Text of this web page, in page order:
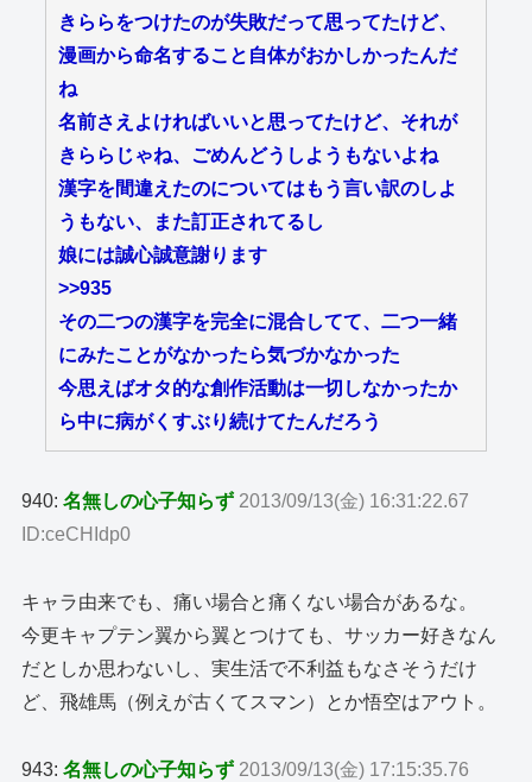
きららをつけたのが失敗だって思ってたけど、
漫画から命名すること自体がおかしかったんだ
ね
名前さえよければいいと思ってたけど、それが
きららじゃね、ごめんどうしようもないよね
漢字を間違えたのについてはもう言い訳のしよ
うもない、また訂正されてるし
娘には誠心誠意謝ります
>>935
その二つの漢字を完全に混合してて、二つ一緒
にみたことがなかったら気づかなかった
今思えばオタ的な創作活動は一切しなかったか
ら中に病がくすぶり続けてたんだろう
940:名無しの心子知らず 2013/09/13(金) 16:31:22.67
ID:ceCHIdp0
キャラ由来でも、痛い場合と痛くない場合があるな。
今更キャプテン翼から翼とつけても、サッカー好きなん
だとしか思わないし、実生活で不利益もなさそうだけ
ど、飛雄馬（例えが古くてスマン）とか悟空はアウト。
943:名無しの心子知らず 2013/09/13(金) 17:15:35.76